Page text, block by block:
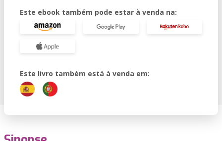
Este ebook também pode estar à venda na:
Este livro também está à venda em: